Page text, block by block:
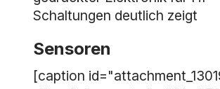
Schaltungen deutlich zeigt
Sensoren
[caption